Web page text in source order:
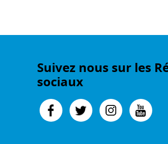
Suivez nous sur les
sociaux